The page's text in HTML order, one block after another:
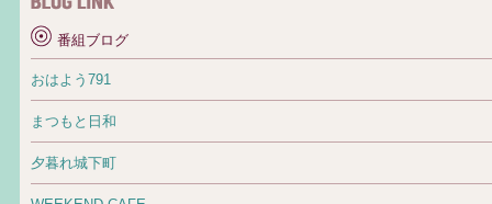
番組ブログ
おはよう791
まつもと日和
夕暮れ城下町